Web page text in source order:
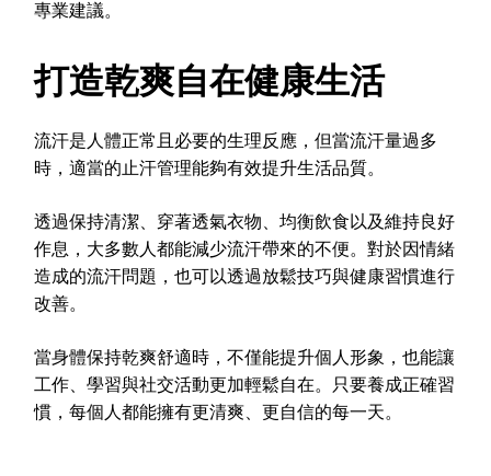
專業建議。
打造乾爽自在健康生活
流汗是人體正常且必要的生理反應，但當流汗量過多
時，適當的止汗管理能夠有效提升生活品質。
透過保持清潔、穿著透氣衣物、均衡飲食以及維持良好
作息，大多數人都能減少流汗帶來的不便。對於因情緒
造成的流汗問題，也可以透過放鬆技巧與健康習慣進行
改善。
當身體保持乾爽舒適時，不僅能提升個人形象，也能讓
工作、學習與社交活動更加輕鬆自在。只要養成正確習
慣，每個人都能擁有更清爽、更自信的每一天。